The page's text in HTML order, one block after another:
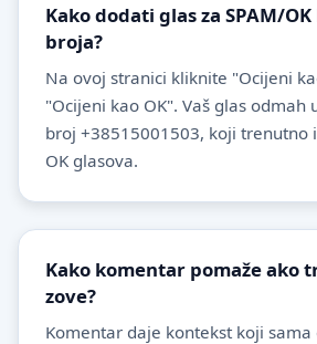
Kako dodati glas za SPAM/
broja?
Na ovoj stranici kliknite "Ocijeni
"Ocijeni kao OK". Vaš glas odmah
broj +38515001503, koji trenutno
OK glasova.
Kako komentar pomaže ako
zove?
Komentar daje kontekst koji sama